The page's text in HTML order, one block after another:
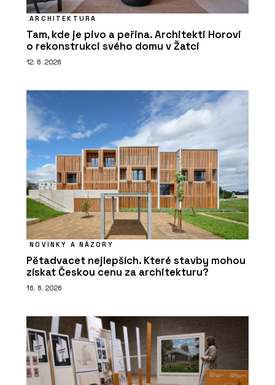
ARCHITEKTURA
Tam, kde je pivo a peřina. Architekti Horovi
o rekonstrukci svého domu v Žatci
12. 6. 2026
NOVINKY A NÁZORY
Pětadvacet nejlepších. Které stavby mohou
získat Českou cenu za architekturu?
16. 6. 2026